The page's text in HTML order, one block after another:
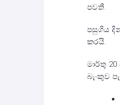
පවතී.
පසුගිය
කරයි.
මාර්තු
බැංකුව